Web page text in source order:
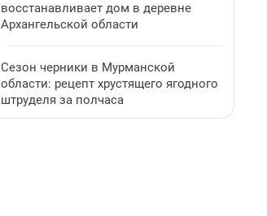
восстанавливает дом в деревне
Архангельской области
Сезон черники в Мурманской
области: рецепт хрустящего ягодного
штруделя за полчаса